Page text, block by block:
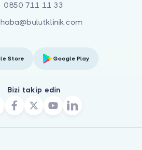
0850 711 11 33
Store Google Play
Bizi takip edin